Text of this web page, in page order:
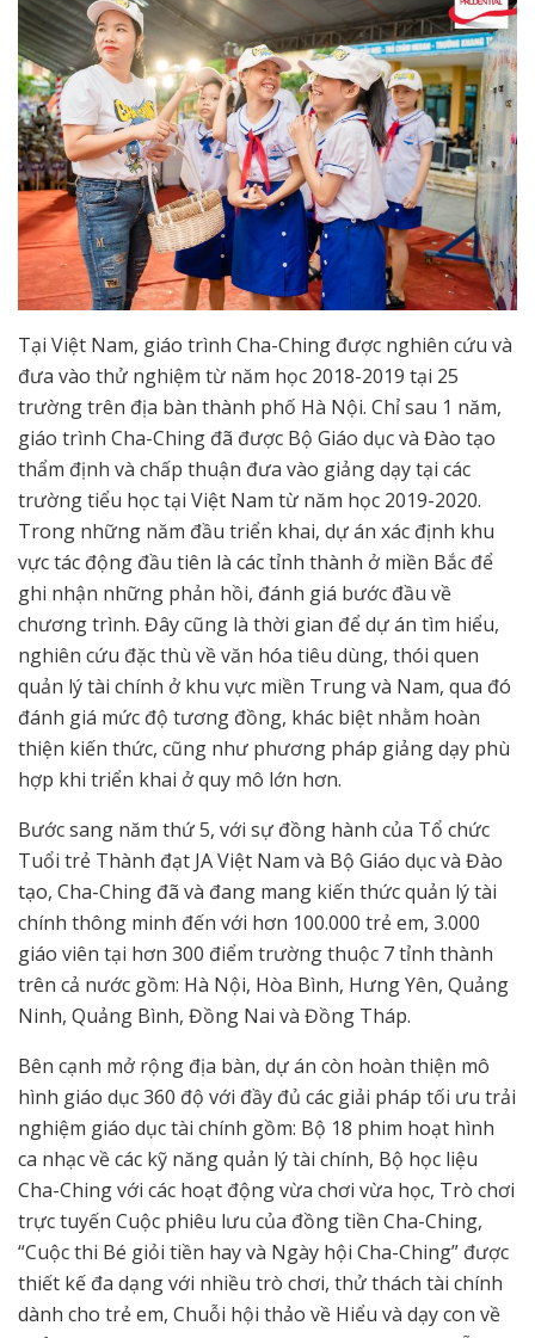
Tại Việt Nam, giáo trình Cha-Ching được nghiên cứu và
đưa vào thử nghiệm từ năm học 2018-2019 tại 25
trường trên địa bàn thành phố Hà Nội. Chỉ sau 1 năm,
giáo trình Cha-Ching đã được Bộ Giáo dục và Đào tạo
thẩm định và chấp thuận đưa vào giảng dạy tại các
trường tiểu học tại Việt Nam từ năm học 2019-2020.
Trong những năm đầu triển khai, dự án xác định khu
vực tác động đầu tiên là các tỉnh thành ở miền Bắc để
ghi nhận những phản hồi, đánh giá bước đầu về
chương trình. Đây cũng là thời gian để dự án tìm hiểu,
nghiên cứu đặc thù về văn hóa tiêu dùng, thói quen
quản lý tài chính ở khu vực miền Trung và Nam, qua đó
đánh giá mức độ tương đồng, khác biệt nhằm hoàn
thiện kiến thức, cũng như phương pháp giảng dạy phù
hợp khi triển khai ở quy mô lớn hơn.
Bước sang năm thứ 5, với sự đồng hành của Tổ chức
Tuổi trẻ Thành đạt JA Việt Nam và Bộ Giáo dục và Đào
tạo, Cha-Ching đã và đang mang kiến thức quản lý tài
chính thông minh đến với hơn 100.000 trẻ em, 3.000
giáo viên tại hơn 300 điểm trường thuộc 7 tỉnh thành
trên cả nước gồm: Hà Nội, Hòa Bình, Hưng Yên, Quảng
Ninh, Quảng Bình, Đồng Nai và Đồng Tháp.
Bên cạnh mở rộng địa bàn, dự án còn hoàn thiện mô
hình giáo dục 360 độ với đầy đủ các giải pháp tối ưu trải
nghiệm giáo dục tài chính gồm: Bộ 18 phim hoạt hình
ca nhạc về các kỹ năng quản lý tài chính, Bộ học liệu
Cha-Ching với các hoạt động vừa chơi vừa học, Trò chơi
trực tuyến Cuộc phiêu lưu của đồng tiền Cha-Ching,
“Cuộc thi Bé giỏi tiền hay và Ngày hội Cha-Ching” được
thiết kế đa dạng với nhiều trò chơi, thử thách tài chính
dành cho trẻ em, Chuỗi hội thảo về Hiểu và dạy con về